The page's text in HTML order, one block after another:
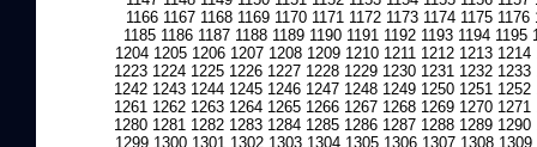
1166 1167 1168 1169 1170 1171 1172 1173 1174 1175 1176
1185 1186 1187 1188 1189 1190 1191 1192 1193 1194 1195
1204 1205 1206 1207 1208 1209 1210 1211 1212 1213 1214
1223 1224 1225 1226 1227 1228 1229 1230 1231 1232 1233
1242 1243 1244 1245 1246 1247 1248 1249 1250 1251 1252
1261 1262 1263 1264 1265 1266 1267 1268 1269 1270 1271
1280 1281 1282 1283 1284 1285 1286 1287 1288 1289 1290
1299 1300 1301 1302 1303 1304 1305 1306 1307 1308 1309